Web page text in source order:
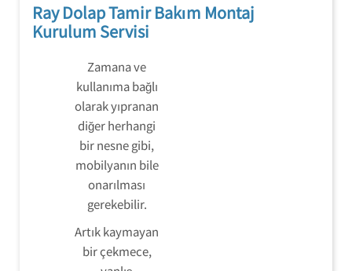
Ray Dolap Tamir Bakım Montaj
Kurulum Servisi
Zamana ve
kullanıma bağlı
olarak yıpranan
diğer herhangi
bir nesne gibi,
mobilyanın bile
onarılması
gerekebilir.
Artık kaymayan
bir çekmece,